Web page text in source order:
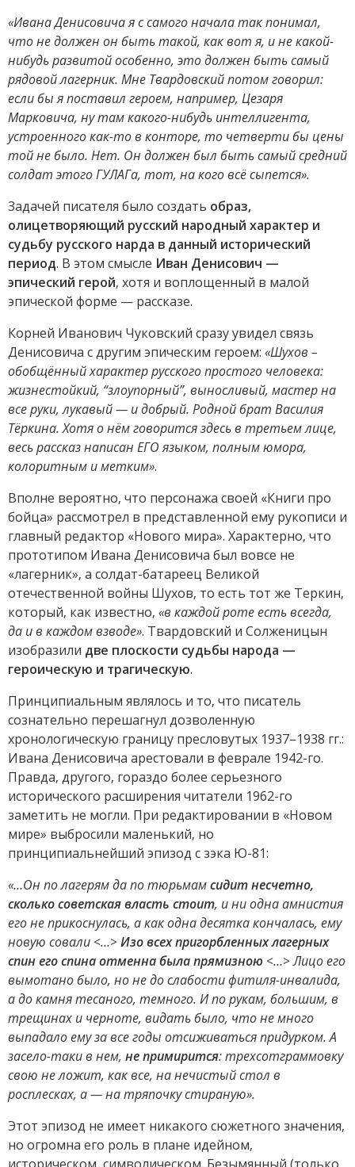
«Ивана Денисовича я с самого начала так понимал,
что не должен он быть такой, как вот я, и не какой-
нибудь развитой особенно, это должен быть самый
рядовой лагерник. Мне Твардовский потом говорил:
если бы я поставил героем, например, Цезаря
Марковича, ну там какого-нибудь интеллигента,
устроенного как-то в конторе, то четверти бы цены
той не было. Нет. Он должен был быть самый средний
солдат этого ГУЛАГа, тот, на кого всё сыпется».
Задачей писателя было создать образ,
олицетворяющий русский народный характер и
судьбу русского нарда в данный исторический
период. В этом смысле Иван Денисович —
эпический герой, хотя и воплощенный в малой
эпической форме — рассказе.
Корней Иванович Чуковский сразу увидел связь
Денисовича с другим эпическим героем: «Шухов –
обобщённый характер русского простого человека:
жизнестойкий, “злоупорный”, выносливый, мастер на
все руки, лукавый — и добрый. Родной брат Василия
Тёркина. Хотя о нём говорится здесь в третьем лице,
весь рассказ написан ЕГО языком, полным юмора,
колоритным и метким».
Вполне вероятно, что персонажа своей «Книги про
бойца» рассмотрел в представленной ему рукописи и
главный редактор «Нового мира». Характерно, что
прототипом Ивана Денисовича был вовсе не
«лагерник», а солдат-батареец Великой
отечественной войны Шухов, то есть тот же Теркин,
который, как известно, «в каждой роте есть всегда,
да и в каждом взводе». Твардовский и Солженицын
изобразили две плоскости судьбы народа —
героическую и трагическую.
Принципиальным являлось и то, что писатель
сознательно перешагнул дозволенную
хронологическую границу пресловутых 1937–1938 гг.:
Ивана Денисовича арестовали в феврале 1942-го.
Правда, другого, гораздо более серьезного
исторического расширения читатели 1962-го
заметить не могли. При редактировании в «Новом
мире» выбросили маленький, но
принципиальнейший эпизод с зэка Ю-81:
«…Он по лагерям да по тюрьмамсидит несчетно,
сколько советская власть стоит, и ни одна амнистия
его не прикоснулась, а как одна десятка кончалась, ему
новую совали <…> Изо всех пригорбленных лагерных
спин его спина отменна была прямизною <…> Лицо его
вымотано было, но не до слабости фитиля-инвалида,
а до камня тесаного, темного. И по рукам, большим, в
трещинах и черноте, видать было, что не много
выпадало ему за все годы отсиживаться придурком. А
засело-таки в нем, не примирится: трехсотграммовку
свою не ложит, как все, на нечистый стол в
росплесках, а — на тряпочку стираную».
Этот эпизод не имеет никакого сюжетного значения,
но огромна его роль в плане идейном,